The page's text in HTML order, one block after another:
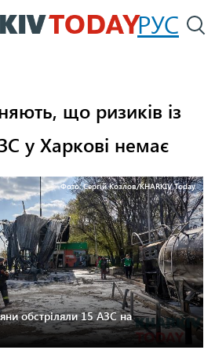
Перейти
до
РУС
що ризиків із
у Харкові немає
Фото: Сергій Козлов/KHARKIV Today
обстріляли 15 АЗС на